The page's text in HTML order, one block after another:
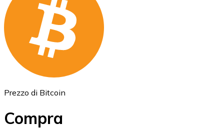
Ethereum
ETH
Prezzo di Bitcoin
Compra